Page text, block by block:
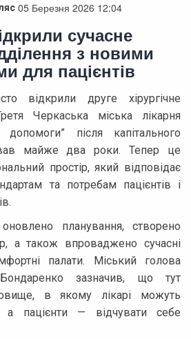
05 Березня 2026 12:04
сучасне
з новими
для пацієнтів
відкрили друге хірургічне
Черкаська міська лікарня
після капітального
майже два роки. Тепер це
простір, який відповідає
та потребам пацієнтів і
планування, створено
а також впроваджено сучасні
палати. Міський голова
зазначив, що тут
в якому лікарі можуть
а пацієнти — відчувати себе